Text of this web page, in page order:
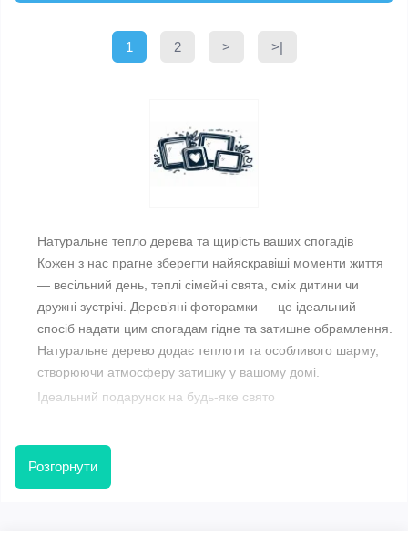
1 2 > >|
Натуральне тепло дерева та щирість ваших спогадів
Кожен з нас прагне зберегти найяскравіші моменти життя
— весільний день, теплі сімейні свята, сміх дитини чи
дружні зустрічі. Дерев’яні фоторамки — це ідеальний
спосіб надати цим спогадам гідне та затишне обрамлення.
Натуральне дерево додає теплоти та особливого шарму,
створюючи атмосферу затишку у вашому домі.
Ідеальний подарунок на будь-яке свято
Розгорнути